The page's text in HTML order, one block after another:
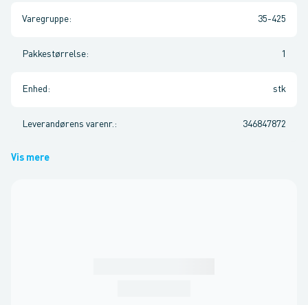
Varegruppe: 35-425
Pakkestørrelse: 1
Enhed : stk
Leverandørens varenr. : 346847872
Vis mere